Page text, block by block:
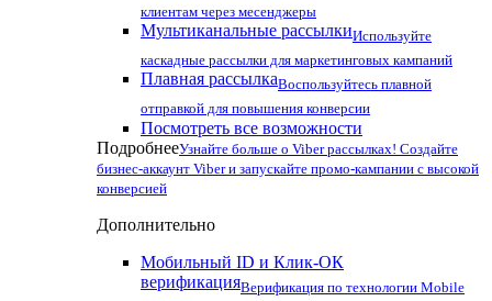
клиентам через месенджеры
Мультиканальные рассылкиИспользуйте
каскадные рассылки для маркетинговых кампаний
Плавная рассылкаВоспользуйтесь плавной
отправкой для повышения конверсии
Посмотреть все возможности
ПодробнееУзнайте больше о Viber рассылках! Создайте
бизнес-аккаунт Viber и запускайте промо-кампании с высокой
конверсией
Дополнительно
Мобильный ID и Клик-ОК
верификацияВерификация по технологии Mobile